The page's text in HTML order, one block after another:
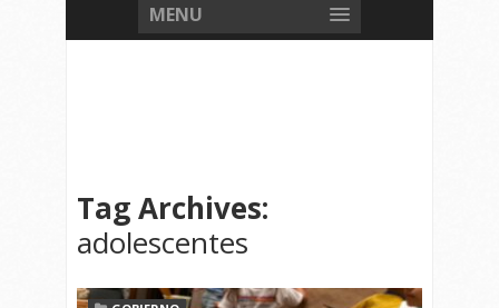
MENU
Tag Archives:
adolescentes